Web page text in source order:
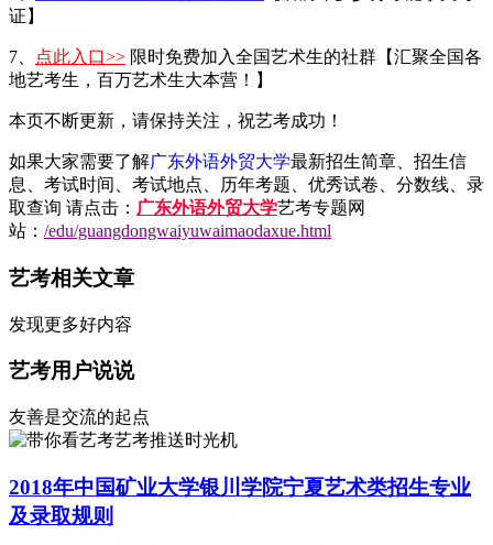
证】
7、 点此入口>> 限时免费加入全国艺术生的社群【汇聚全国各
地艺考生，百万艺术生大本营！】
本页不断更新，请保持关注，祝艺考成功！
如果大家需要了解广东外语外贸大学最新招生简章、招生信
息、考试时间、考试地点、历年考题、优秀试卷、分数线、录
取查询 请点击： 广东外语外贸大学艺考专题网
站： /edu/guangdongwaiyuwaimaodaxue.html
艺考相关文章
发现更多好内容
艺考用户说说
友善是交流的起点
艺考推送时光机
2018年中国矿业大学银川学院宁夏艺术类招生专业
及录取规则